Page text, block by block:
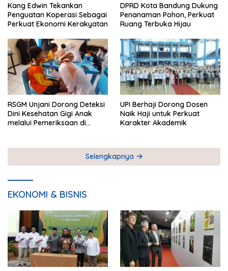
Kang Edwin Tekankan
Penguatan Koperasi Sebagai
Perkuat Ekonomi Kerakyatan
DPRD Kota Bandung Dukung
Penanaman Pohon, Perkuat
Ruang Terbuka Hijau
RSGM Unjani Dorong Deteksi
Dini Kesehatan Gigi Anak
melalui Pemeriksaan di
UPI Berhaji Dorong Dosen
Naik Haji untuk Perkuat
Karakter Akademik
Selengkapnya
EKONOMI & BISNIS